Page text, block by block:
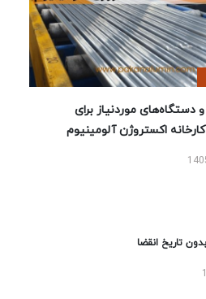
دستگاه‌های موردنیاز برای
اکستروژن آلومینیوم
تاریخ انقضا